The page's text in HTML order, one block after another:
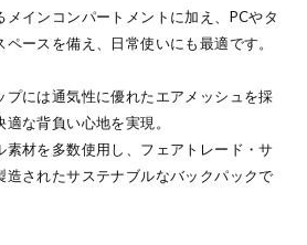
インコンパートメントに加え、PCやタ
ースを備え、日常使いにも最適です。
プには通気性に優れたエアメッシュを採
な背負い心地を実現。
素材を多数使用し、フェアトレード・サ
造されたサステナブルなバックパックで